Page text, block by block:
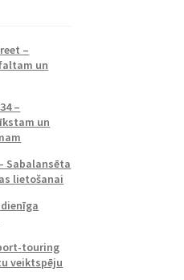
–
un
–
un
Sabalansēta
lietošanai
touring
veiktspēju